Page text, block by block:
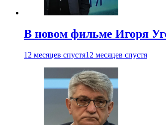
В новом фильме Игоря
12 месяцев спустя12 месяцев спустя